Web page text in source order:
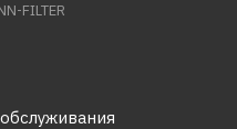
FILTER